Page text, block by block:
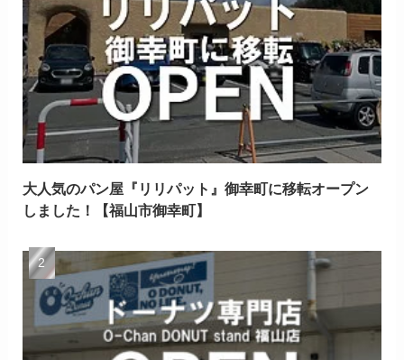
大人気のパン屋『リリパット』御幸町に移転オープン
しました！【福山市御幸町】